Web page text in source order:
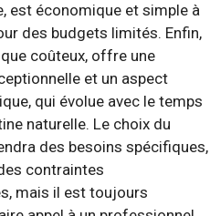
est économique et simple à
des budgets limités. Enfin,
coûteux, offre une
et un aspect
qui évolue avec le temps
naturelle. Le choix du
des besoins spécifiques,
contraintes
mais il est toujours